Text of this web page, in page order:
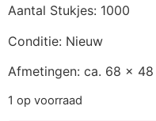
Aantal Stukjes: 1000
Conditie: Nieuw
Afmetingen: ca. 68 x 48
1 op voorraad